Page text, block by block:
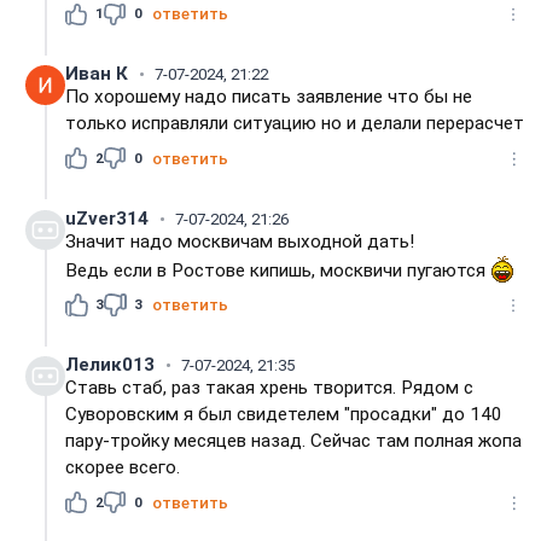
1 0 ответить
Иван К 7-07-2024, 21:22
По хорошему надо писать заявление что бы не
только исправляли ситуацию но и делали перерасчет
2 0 ответить
uZver314 7-07-2024, 21:26
Значит надо москвичам выходной дать!
Ведь если в Ростове кипишь, москвичи пугаются
3 3 ответить
Лелик013 7-07-2024, 21:35
Ставь стаб, раз такая хрень творится. Рядом с
Суворовским я был свидетелем "просадки" до 140
пару-тройку месяцев назад. Сейчас там полная жопа
скорее всего.
2 0 ответить